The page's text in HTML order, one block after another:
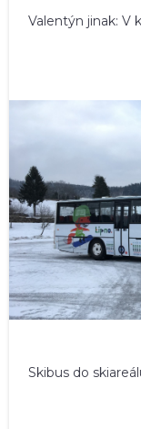
Valentýn jinak: V
Skibus do